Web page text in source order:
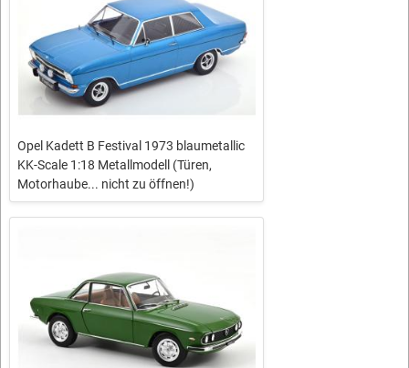
Opel Kadett B Festival 1973 blaumetallic
KK-Scale 1:18 Metallmodell (Türen,
Motorhaube... nicht zu öffnen!)